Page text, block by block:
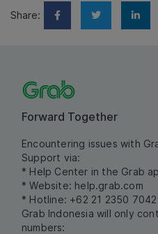
Share:
Forward Together
Encountering issues with
Support via:
* Help Center in the Grab
* Website: help.grab.com
* Hotline: +62 21 2350 7042
Grab Indonesia will only
numbers: